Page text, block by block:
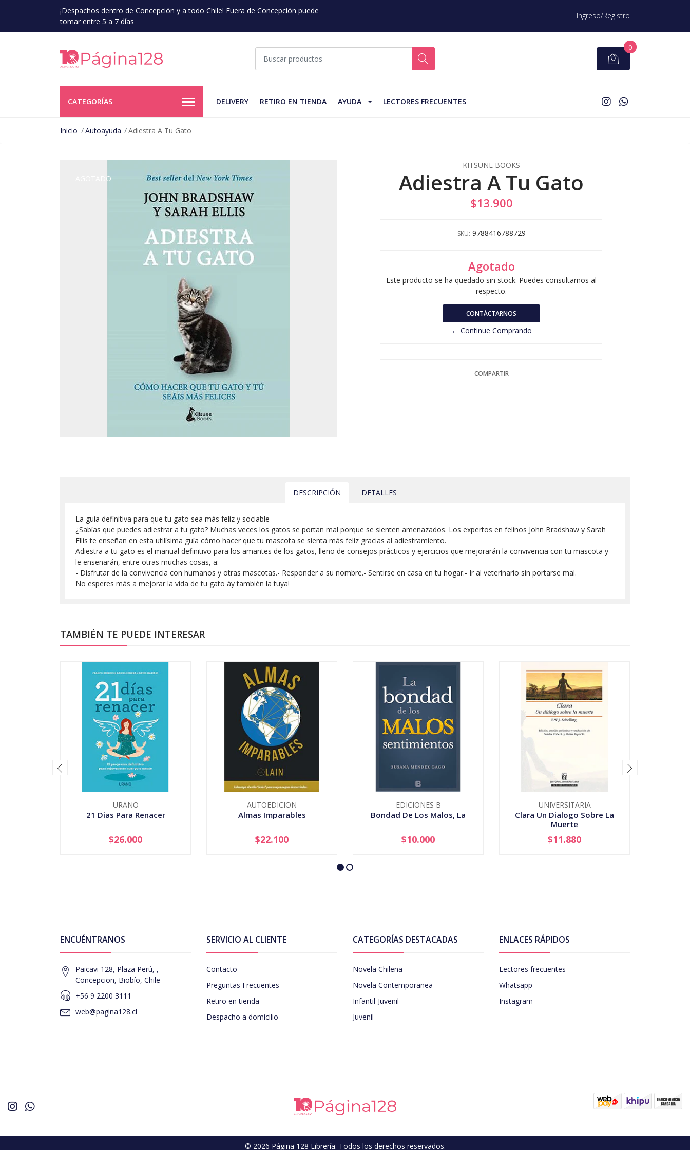
¡Despachos dentro de Concepción y a todo Chile! Fuera de Concepción puede
tomar entre 5 a 7 días
Ingreso/Registro
0
CATEGORÍAS DELIVERY RETIRO EN TIENDA AYUDA LECTORES FRECUENTES
Inicio Autoayuda Adiestra A Tu Gato
AGOTADO
KITSUNE BOOKS
Adiestra A Tu Gato
$13.900
SKU: 9788416788729
Agotado
Este producto se ha quedado sin stock. Puedes consultarnos al
respecto.
CONTÁCTARNOS
← Continue Comprando
COMPARTIR
DESCRIPCIÓN DETALLES
La guía definitiva para que tu gato sea más feliz y sociable
¿Sabías que puedes adiestrar a tu gato? Muchas veces los gatos se portan mal porque se sienten amenazados. Los expertos en felinos John Bradshaw y Sarah
Ellis te enseñan en esta utilísima guía cómo hacer que tu mascota se sienta más feliz gracias al adiestramiento.
Adiestra a tu gato es el manual definitivo para los amantes de los gatos, lleno de consejos prácticos y ejercicios que mejorarán la convivencia con tu mascota y
le enseñarán, entre otras muchas cosas, a:
- Disfrutar de la convivencia con humanos y otras mascotas.- Responder a su nombre.- Sentirse en casa en tu hogar.- Ir al veterinario sin portarse mal.
No esperes más a mejorar la vida de tu gato áy también la tuya!
TAMBIÉN TE PUEDE INTERESAR
URANO
21 Dias Para Renacer
+
$26.000
AUTOEDICION
Almas Imparables
+
$22.100
EDICIONES B
Bondad De Los Malos, La
+
$10.000
UNIVERSITARIA
Clara Un Dialogo Sobre La
Muerte
+
$11.880
ENCUÉNTRANOS
Paicavi 128, Plaza Perú, ,
Concepcion, Biobío, Chile
+56 9 2200 3111
web@pagina128.cl
SERVICIO AL CLIENTE
Contacto
Preguntas Frecuentes
Retiro en tienda
Despacho a domicilio
CATEGORÍAS DESTACADAS
Novela Chilena
Novela Contemporanea
Infantil-Juvenil
Juvenil
ENLACES RÁPIDOS
Lectores frecuentes
Whatsapp
Instagram
© 2026 Página 128 Librería. Todos los derechos reservados.